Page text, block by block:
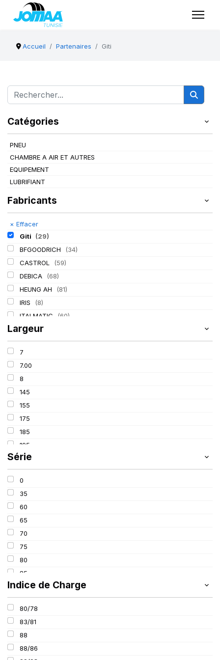
Accueil Partenaires Giti
Catégories
PNEU
CHAMBRE A AIR ET AUTRES
EQUIPEMENT
LUBRIFIANT
Fabricants
× Effacer
Giti
(29)
BFGOODRICH
(34)
CASTROL
(59)
DEBICA
(68)
HEUNG AH
(81)
IRIS
(8)
ITALMATIC
(60)
KLEBER
LASSA (174)
LING LONG
MICHELIN
MITAS
Mondolfo ferro
PIRELLI
PROMETEON
SCHRADER
SPEEDWAYS
Largeur
7
7.00
8
145
155
175
185
195
205
215
235
245
265
285
385
Série
0
35
60
65
70
75
80
85
100
Indice de Charge
80/78
83/81
88
88/86